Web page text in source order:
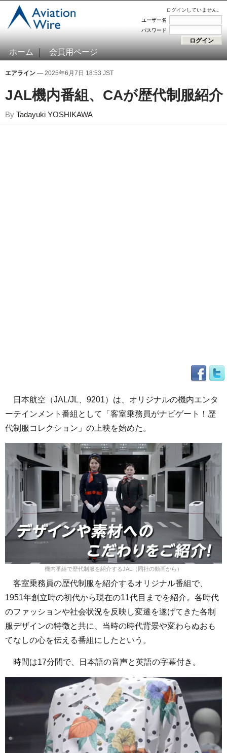
ログインしていません。
ユーザー名
パスワード
ホーム 会員用ページ
エアライン — 2025年6月7日 18:53 JST
JAL機内番組、CAが歴代制服紹介
By Tadayuki YOSHIKAWA
日本航空（JAL/JL、9201）は、オリジナルの機内エンタ
ーテインメント番組として「客室乗務員がナビゲート！歴
代制服コレクション」の上映を始めた。
機内番組で歴代制服を紹介するJAL（同社の動画から）
客室乗務員の歴代制服を紹介するオリジナル番組で、
1951年創立時の初代から現在の11代目までを紹介。各時代
のファッションや社会状況を反映し変遷を遂げてきた各制
服デザインの特徴と共に、当時の時代背景や変わらぬおも
てなしの心を伝える番組にしたという。
時間は17分間で、日本語の音声と英語の字幕付き。